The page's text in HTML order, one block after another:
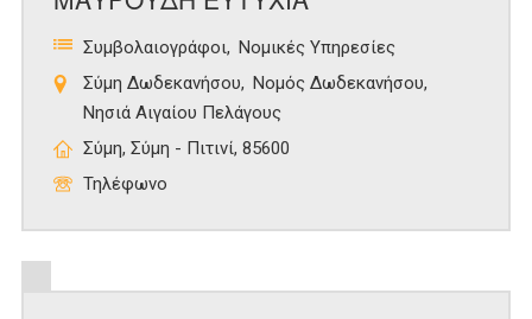
Συμβολαιογράφοι
Νομικές Υπηρεσίες
Σύμη Δωδεκανήσου
Νομός Δωδεκανήσου
Νησιά Αιγαίου Πελάγους
Σύμη, Σύμη - Πιτινί, 85600
Τηλέφωνο